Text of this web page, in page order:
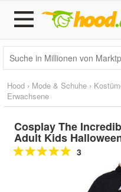
Hood › Mode & Schuhe ›
Erwachsene
Cosplay The
Adult Kids
3